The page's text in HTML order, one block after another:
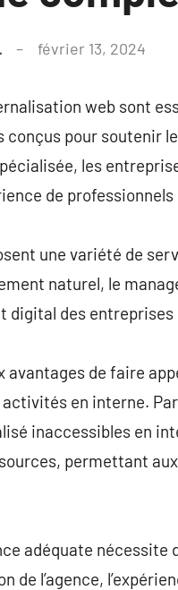
février 13, 2024
web sont
conçus pour soutenir
les
de
une variété de
naturel, le
digital des
avantages de faire
en interne.
inaccessibles en
permettant
adéquate
de l’agence,